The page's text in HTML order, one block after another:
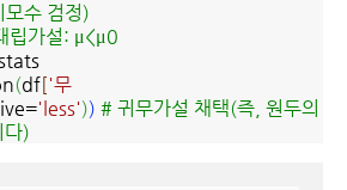
수 검정)
립가설: μ<μ0
(df['무
'less')) # 귀무가설 채택(즉, 원두의
)